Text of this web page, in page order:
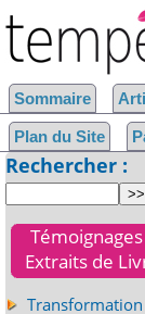
Sommaire
Plan du Site
Rechercher :
Extraits de
Transformation